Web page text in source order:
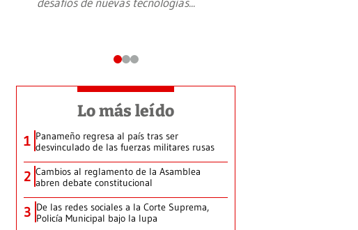
Lo más leído
1 Panameño regresa al país tras ser
desvinculado de las fuerzas militares rusas
2 Cambios al reglamento de la Asamblea
abren debate constitucional
3 De las redes sociales a la Corte Suprema,
Policía Municipal bajo la lupa